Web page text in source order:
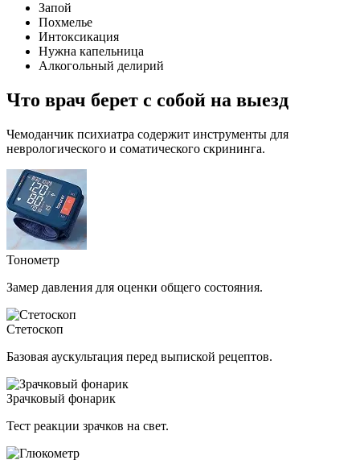
Запой
Похмелье
Интоксикация
Нужна капельница
Алкогольный делирий
Что врач берет с собой на выезд
Чемоданчик психиатра содержит инструменты для
неврологического и соматического скрининга.
Тонометр
Замер давления для оценки общего состояния.
Стетоскоп
Базовая аускультация перед выпиской рецептов.
Зрачковый фонарик
Тест реакции зрачков на свет.